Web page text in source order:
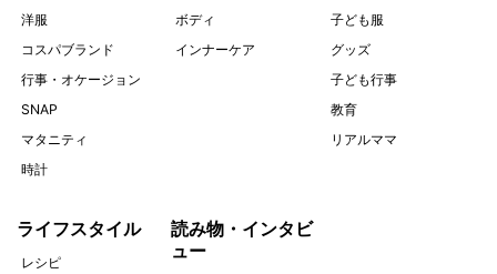
洋服
コスパブランド
行事・オケージョン
SNAP
マタニティ
時計
ボディ
インナーケア
子ども服
グッズ
子ども行事
教育
リアルママ
ライフスタイル
レシピ
読み物・インタビ
ュー